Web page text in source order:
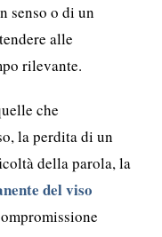
senso o di un
alle
rilevante.
che
la perdita di un
della parola, la
del viso